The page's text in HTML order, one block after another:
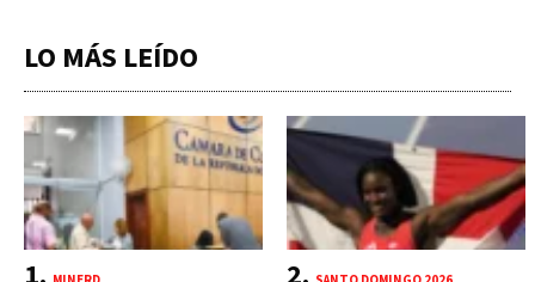
LO MÁS LEÍDO